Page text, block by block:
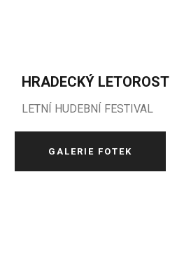
HRADECKÝ LETOROST
LETNÍ HUDEBNÍ FESTIVAL
GALERIE FOTEK